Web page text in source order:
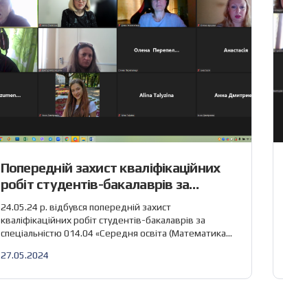
Попередній захист кваліфікаційних
робіт студентів-бакалаврів за
спеціальністю 014.04 «Середня
освіта (Математика)»
24.05.24 р. відбувся попередній захист
кваліфікаційних робіт студентів-бакалаврів за
спеціальністю 014.04 «Середня освіта (Математика)»
математики та інформатики. Було розглянуто
27.05.2024